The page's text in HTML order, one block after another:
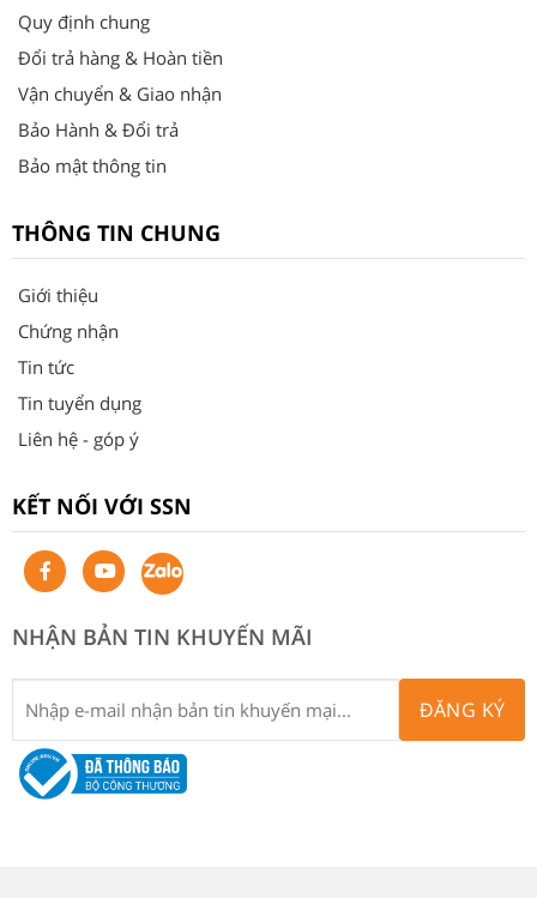
Quy định chung
Đổi trả hàng & Hoàn tiền
Vận chuyển & Giao nhận
Bảo Hành & Đổi trả
Bảo mật thông tin
THÔNG TIN CHUNG
Giới thiệu
Chứng nhận
Tin tức
Tin tuyển dụng
Liên hệ - góp ý
KẾT NỐI VỚI SSN
NHẬN BẢN TIN KHUYẾN MÃI
ĐĂNG KÝ